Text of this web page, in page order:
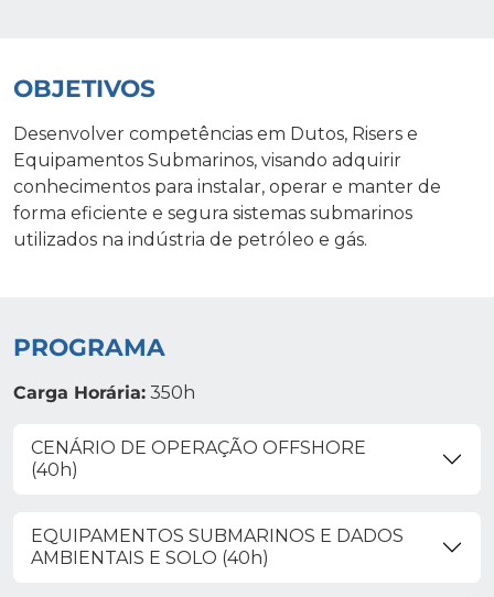
OBJETIVOS
Desenvolver competências em Dutos, Risers e
Equipamentos Submarinos, visando adquirir
conhecimentos para instalar, operar e manter de
forma eficiente e segura sistemas submarinos
utilizados na indústria de petróleo e gás.
PROGRAMA
Carga Horária: 350h
CENÁRIO DE OPERAÇÃO OFFSHORE
(40h)
EQUIPAMENTOS SUBMARINOS E DADOS
AMBIENTAIS E SOLO (40h)